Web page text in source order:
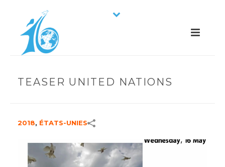
TEASER UNITED NATIONS
2018, ÉTATS-UNIES